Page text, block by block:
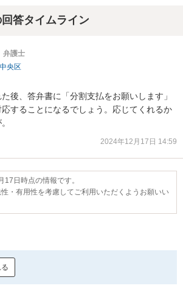
答タイムライン
弁護士
中央区
後、答弁書に「分割支払をお願いします」
することになるでしょう。応じてくれるか
2024年12月17日 14:59
17日時点の情報です。
・有用性を考慮してご利用いただくようお願いい